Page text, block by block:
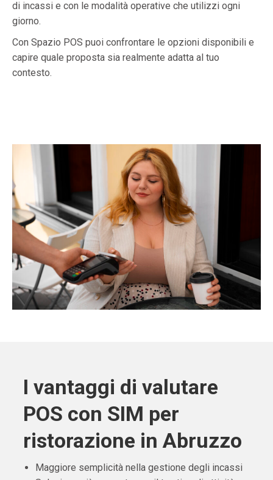
di incassi e con le modalità operative che utilizzi ogni
giorno.
Con Spazio POS puoi confrontare le opzioni disponibili e
capire quale proposta sia realmente adatta al tuo
contesto.
I vantaggi di valutare
POS con SIM per
ristorazione in Abruzzo
Maggiore semplicità nella gestione degli incassi